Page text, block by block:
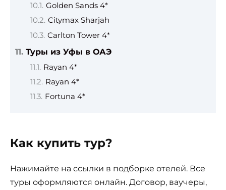
Golden Sands 4*
Citymax Sharjah
Carlton Tower 4*
Туры из Уфы в ОАЭ
Rayan 4*
Rayan 4*
Fortuna 4*
Как купить тур?
Нажимайте на ссылки в подборке отелей. Все
туры оформляются онлайн. Договор, ваучеры,